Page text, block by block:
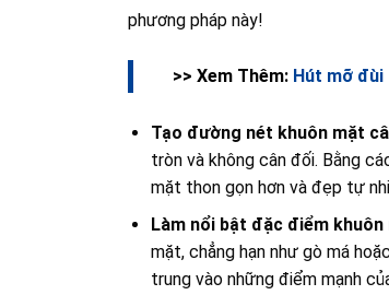
phương pháp này!
>> Xem Thêm: Hút mỡ đùi
Tạo đường nét khuôn mặt
tròn và không cân đối. Bằng
mặt thon gọn hơn và đẹp tự
Làm nổi bật đặc điểm khuôn
mặt, chẳng hạn như gò má
trung vào những điểm mạnh